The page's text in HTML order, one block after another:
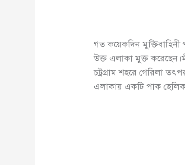
গত কয়েকদিন মুক্তিবাহিনী
উক্ত এলাকা মুক্ত
চট্রগ্রাম শহরে গেরিলা
এলাকায় একটি পাক